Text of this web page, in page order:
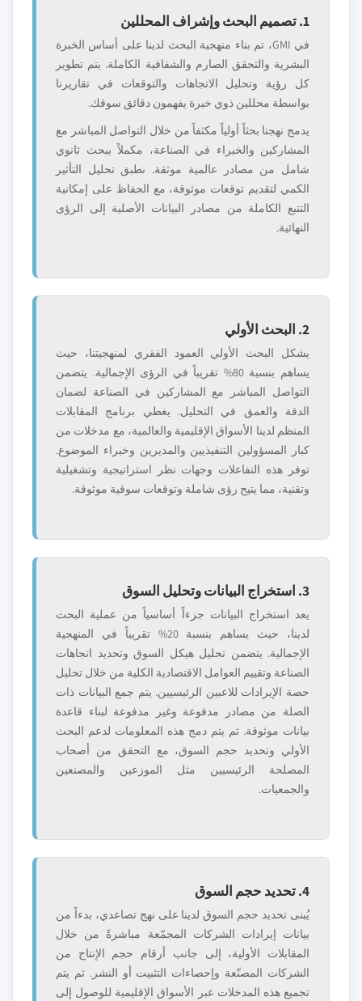
1. تصميم البحث وإشراف المحللين
في GMI، تم بناء منهجية البحث لدينا على أساس الخبرة
البشرية والتحقق الصارم والشفافية الكاملة. يتم تطوير
كل رؤية وتحليل الاتجاهات والتوقعات في تقاريرنا
بواسطة محللين ذوي خبرة يفهمون دقائق سوقك.
يدمج نهجنا بحثاً أولياً مكثفاً من خلال التواصل المباشر مع
المشاركين والخبراء في الصناعة، مكملاً ببحث ثانوي
شامل من مصادر عالمية موثقة. نطبق تحليل التأثير
الكمي لتقديم توقعات موثوقة، مع الحفاظ على إمكانية
التتبع الكاملة من مصادر البيانات الأصلية إلى الرؤى
النهائية.
2. البحث الأولي
يشكل البحث الأولي العمود الفقري لمنهجيتنا، حيث
يساهم بنسبة 80% تقريباً في الرؤى الإجمالية. يتضمن
التواصل المباشر مع المشاركين في الصناعة لضمان
الدقة والعمق في التحليل. يغطي برنامج المقابلات
المنظم لدينا الأسواق الإقليمية والعالمية، مع مدخلات من
كبار المسؤولين التنفيذيين والمديرين وخبراء الموضوع.
توفر هذه التفاعلات وجهات نظر استراتيجية وتشغيلية
وتقنية، مما يتيح رؤى شاملة وتوقعات سوقية موثوقة.
3. استخراج البيانات وتحليل السوق
يعد استخراج البيانات جزءاً أساسياً من عملية البحث
لدينا، حيث يساهم بنسبة 20% تقريباً في المنهجية
الإجمالية. يتضمن تحليل هيكل السوق وتحديد اتجاهات
الصناعة وتقييم العوامل الاقتصادية الكلية من خلال تحليل
حصة الإيرادات للاعبين الرئيسيين. يتم جمع البيانات ذات
الصلة من مصادر مدفوعة وغير مدفوعة لبناء قاعدة
بيانات موثوقة. ثم يتم دمج هذه المعلومات لدعم البحث
الأولي وتحديد حجم السوق، مع التحقق من أصحاب
المصلحة الرئيسيين مثل الموزعين والمصنعين
والجمعيات.
4. تحديد حجم السوق
يُبنى تحديد حجم السوق لدينا على نهج تصاعدي، بدءاً من
بيانات إيرادات الشركات المجمّعة مباشرةً من خلال
المقابلات الأولية، إلى جانب أرقام حجم الإنتاج من
الشركات المصنّعة وإحصاءات التثبيت أو النشر. ثم يتم
تجميع هذه المدخلات عبر الأسواق الإقليمية للوصول إلى